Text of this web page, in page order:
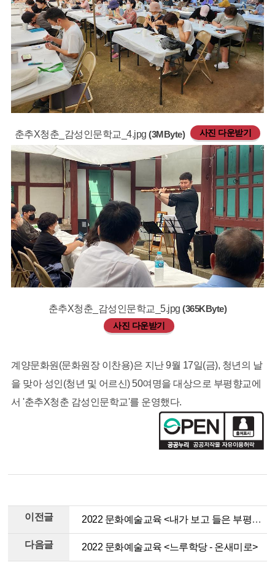
춘추X청춘_감성인문학교_4.jpg(3MByte) 사진 다운받기
춘추X청춘_감성인문학교_5.jpg(365KByte)
사진 다운받기
계양문화원(문화원장 이찬용)은 지난 9월 17일(금), 청년의 날
을 맞아 성인(청년 및 어르신) 50여명을 대상으로 부평향교에
서 '춘추X청춘 감성인문학교'를 운영했다.
이전글 2022 문화예술교육 <내가 보고 들은 부평향교> 전시회
다음글 2022 문화예술교육 <느루학당 - 온새미로>